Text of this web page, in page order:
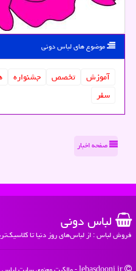
موضوع های لباس دونی
آموزش تخصص جشنواره
سفر
صفحه اخبار
لباس دونی
فروش لباس : از لباس‌های روز دنیا تا